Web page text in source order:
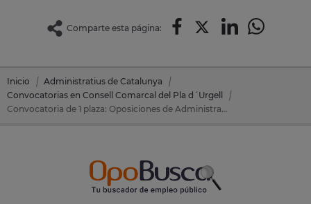
Comparte esta página:
Inicio
Administratius de Catalunya
Convocatorias en Consell Comarcal del Pla d´Urgell
Convocatoria de 1 plaza: Oposiciones de Administratius de Catalunya en Consell Comarcal del Pla d´Urgell (Lérida)